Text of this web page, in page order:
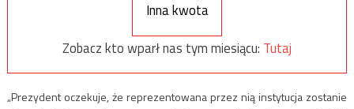
Inna kwota
Zobacz kto wparł nas tym miesiącu: Tutaj
„Prezydent oczekuje, że reprezentowana przez nią instytucja zostanie